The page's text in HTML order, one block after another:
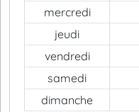
mercredi
jeudi
vendredi
samedi
dimanche